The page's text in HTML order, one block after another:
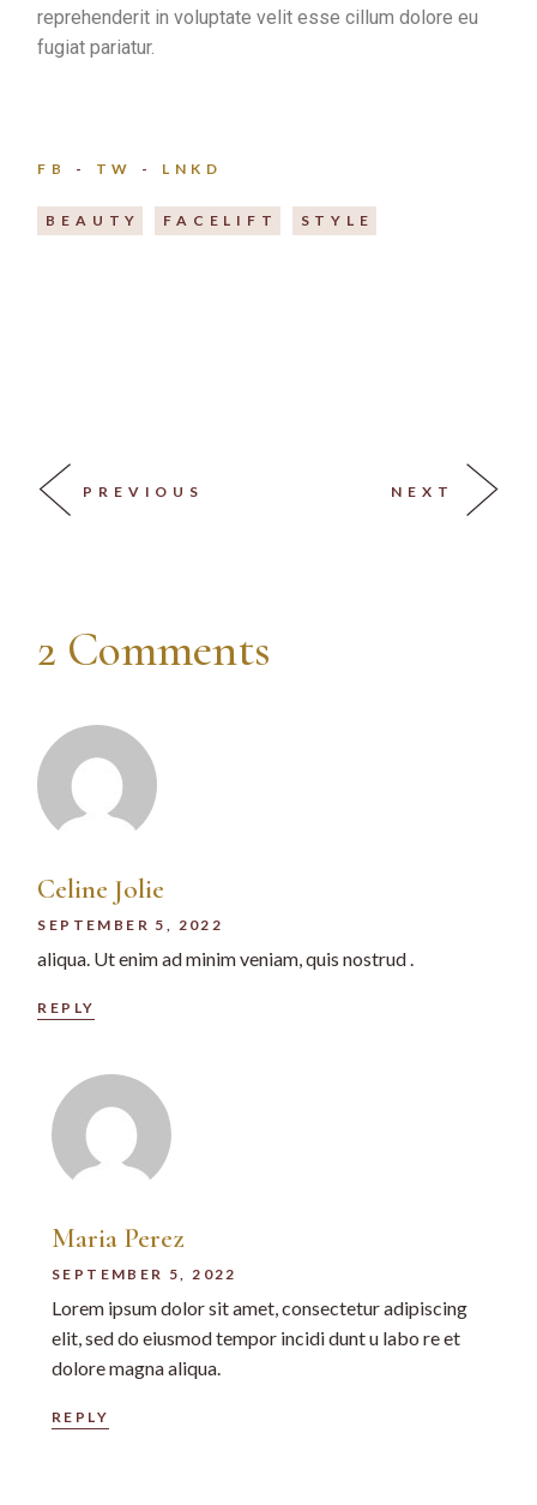
reprehenderit in voluptate velit esse cillum dolore eu
fugiat pariatur.
FB TW LNKD
BEAUTY FACELIFT STYLE
PREVIOUS NEXT
2 Comments
Celine Jolie
SEPTEMBER 5, 2022
aliqua. Ut enim ad minim veniam, quis nostrud .
REPLY
Maria Perez
SEPTEMBER 5, 2022
Lorem ipsum dolor sit amet, consectetur adipiscing
elit, sed do eiusmod tempor incidi dunt u labo re et
dolore magna aliqua.
REPLY